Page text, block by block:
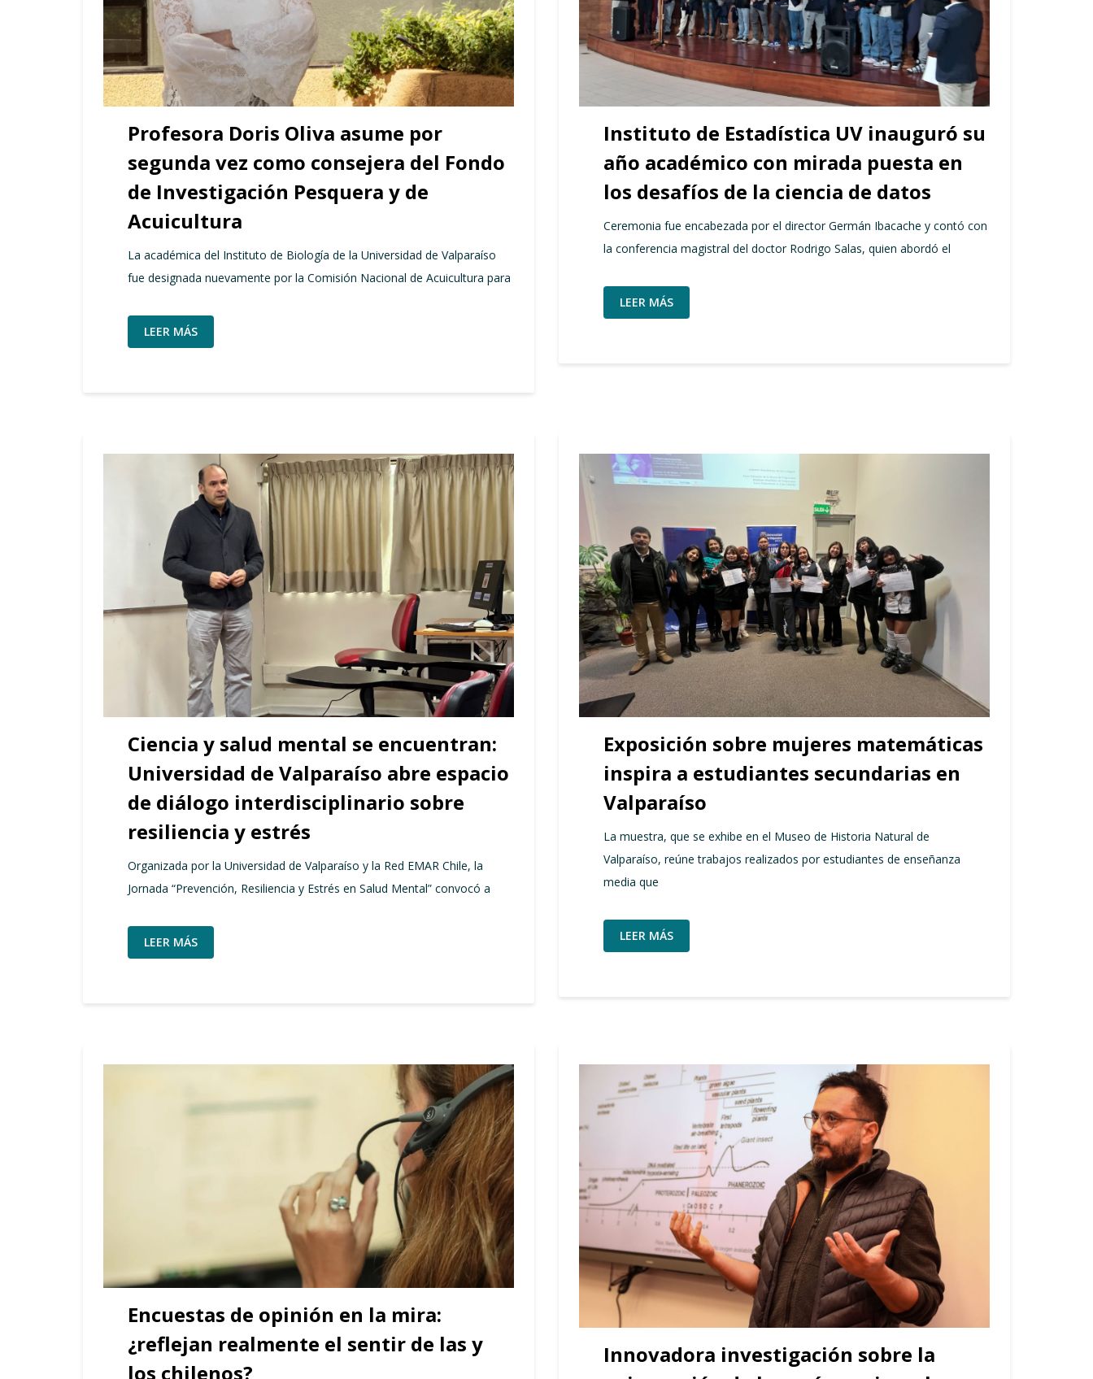
Profesora Doris Oliva asume por
segunda vez como consejera del Fondo
de Investigación Pesquera y de
Acuicultura
La académica del Instituto de Biología de la Universidad de Valparaíso
fue designada nuevamente por la Comisión Nacional de Acuicultura para
LEER MÁS
Instituto de Estadística UV inauguró su
año académico con mirada puesta en
los desafíos de la ciencia de datos
Ceremonia fue encabezada por el director Germán Ibacache y contó con
la conferencia magistral del doctor Rodrigo Salas, quien abordó el
LEER MÁS
Ciencia y salud mental se encuentran:
Universidad de Valparaíso abre espacio
de diálogo interdisciplinario sobre
resiliencia y estrés
Organizada por la Universidad de Valparaíso y la Red EMAR Chile, la
Jornada “Prevención, Resiliencia y Estrés en Salud Mental” convocó a
LEER MÁS
Exposición sobre mujeres matemáticas
inspira a estudiantes secundarias en
Valparaíso
La muestra, que se exhibe en el Museo de Historia Natural de
Valparaíso, reúne trabajos realizados por estudiantes de enseñanza
media que
LEER MÁS
Encuestas de opinión en la mira:
¿reflejan realmente el sentir de las y
los chilenos?
Innovadora investigación sobre la